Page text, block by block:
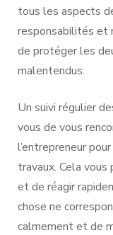
tous les aspects
responsabilités et
de protéger les
malentendus.
Un suivi régulier
vous de vous
l’entrepreneur
travaux. Cela vous
et de réagir
chose ne
calmement et de